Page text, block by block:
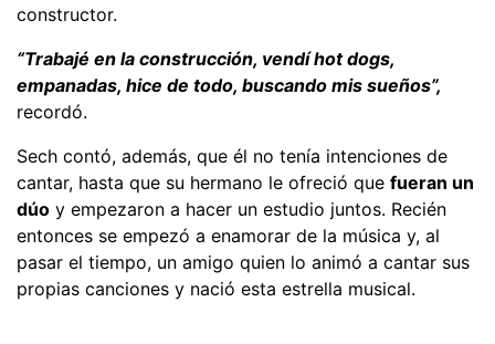
constructor.
“Trabajé en la construcción, vendí hot dogs,
empanadas, hice de todo, buscando mis sueños”,
recordó.
Sech contó, además, que él no tenía intenciones de
cantar, hasta que su hermano le ofreció que fueran un
dúo y empezaron a hacer un estudio juntos. Recién
entonces se empezó a enamorar de la música y, al
pasar el tiempo, un amigo quien lo animó a cantar sus
propias canciones y nació esta estrella musical.